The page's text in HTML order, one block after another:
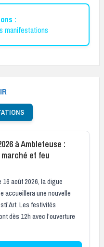
:
manifestations
à Ambleteuse :
et feu
16 août 2026, la digue
accueillera une nouvelle
Les festivités
dès 12h avec l’ouverture